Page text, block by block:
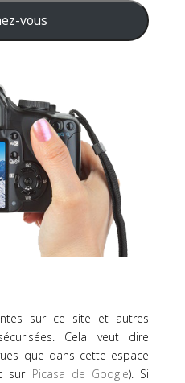
vous
sur ce site et autres
Cela veut dire
que dans cette espace
sur Picasa de Google). Si